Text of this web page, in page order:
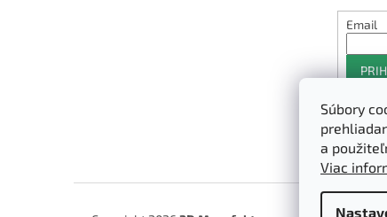
Súbory
a
Viac
Email